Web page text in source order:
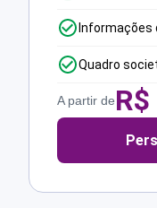
Informações
Quadro
A partir deR$